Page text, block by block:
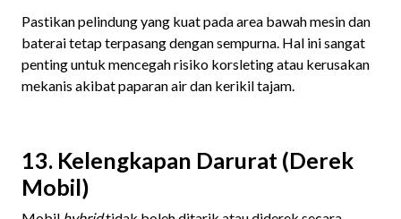
Pastikan pelindung yang kuat pada area bawah mesin dan
baterai tetap terpasang dengan sempurna. Hal ini sangat
penting untuk mencegah risiko korsleting atau kerusakan
mekanis akibat paparan air dan kerikil tajam.
13. Kelengkapan Darurat (Derek
Mobil)